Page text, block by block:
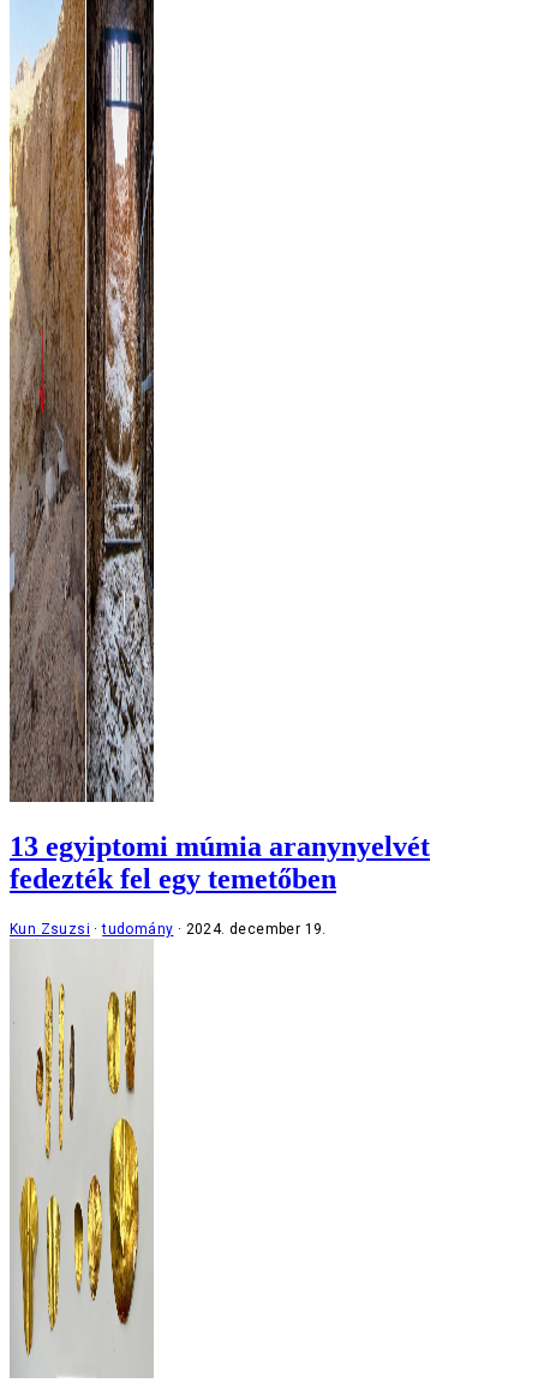
13 egyiptomi múmia aranynyelvét
fedezték fel egy temetőben
Kun Zsuzsi tudomány 2024. december 19.